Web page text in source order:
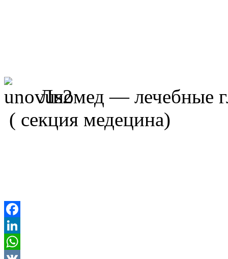
Лиомед — лечебные
( секция медецина)
Facebook
LinkedIn